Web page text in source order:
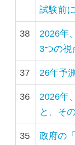
試験前
38
2026年
3つの視
37 26年予
36
2026年
と、そ
35
政府の